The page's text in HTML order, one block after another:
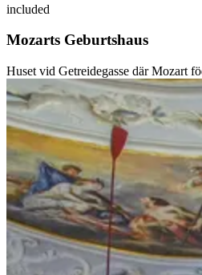
included
Mozarts Geburtshaus
Huset vid Getreidegasse där Mozart